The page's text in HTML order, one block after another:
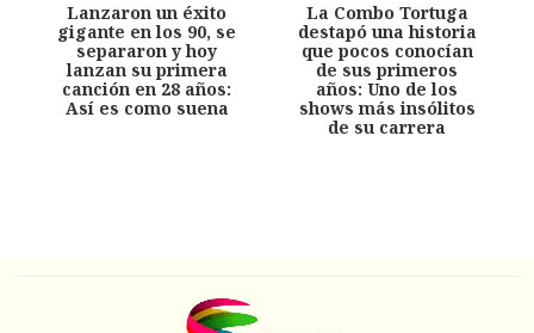
Lanzaron un éxito
gigante en los 90, se
separaron y hoy
lanzan su primera
canción en 28 años:
Así es como suena
La Combo Tortuga
destapó una historia
que pocos conocían
de sus primeros
años: Uno de los
shows más insólitos
de su carrera